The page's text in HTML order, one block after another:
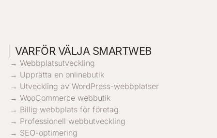
VARFÖR VÄLJA SMARTWEB
→ Webbplatsutveckling
→ Upprätta en onlinebutik
→ Utveckling av WordPress-webbplatser
→ WooCommerce webbutik
→ Billig webbplats för företag
→ Professionell webbutveckling
→ SEO-optimering